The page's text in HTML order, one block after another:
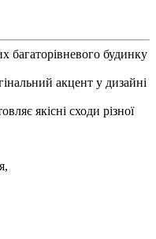
багаторівневого будинку
акцент у дизайні
якісні сходи різної